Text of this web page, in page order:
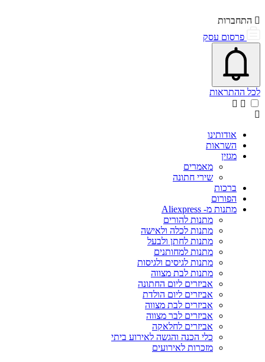
התחברות
פרסום עסק
פתיחת\סגירת מרכז התראות
אייקון פעמון
לכל ההתראות
אודותינו
השראות
מגזין
מאמרים
שירי חתונה
ברכות
הפורום
מתנות מ- Aliexpress
מתנות להורים
מתנות לכלה ולאישה
מתנות לחתן ולבעל
מתנות למחותנים
מתנות לגיסים ולגיסות
מתנות לבת מצווה
אביזרים ליום החתונה
אביזרים ליום הולדת
אביזרים לבת מצווה
אביזרים לבר מצווה
אביזרים לחלאקה
כלי הכנה והגשה לאירוע ביתי
מזכרות לאירועים